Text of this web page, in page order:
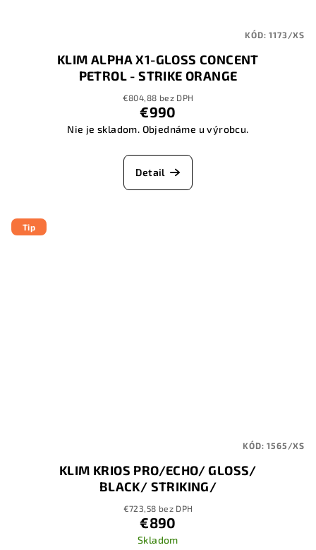
KLIM ALPHA X1-GLOSS CONCENT
PETROL - STRIKE ORANGE
€804,88 bez DPH
€990
Nie je skladom. Objednáme u výrobcu.
Detail
KÓD:1173/XS
Tip
KLIM KRIOS PRO/ECHO/ GLOSS/
BLACK/ STRIKING/
ORANGE/PETROL
€723,58 bez DPH
€890
Skladom
KÓD:1565/XS